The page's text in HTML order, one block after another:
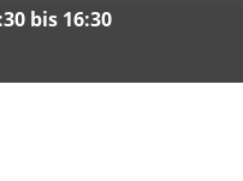
bis 16:30